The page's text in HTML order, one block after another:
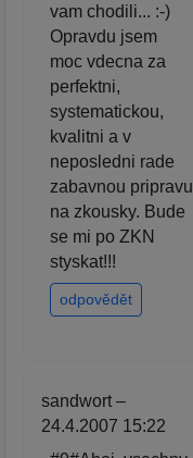
vam chodili... :-)
Opravdu jsem
moc vdecna za
perfektni,
systematickou,
kvalitni a v
neposledni rade
zabavnou pripravu
na zkousky. Bude
se mi po ZKN
styskat!!!
odpovědět
sandwort –
24.4.2007 15:22